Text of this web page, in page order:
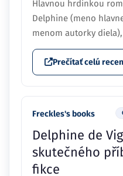
Hlavnou hrdinkou
Delphine (meno
menom autorky
Prečítať celú
Freckles's books
Delphine de
skutečného
fikce